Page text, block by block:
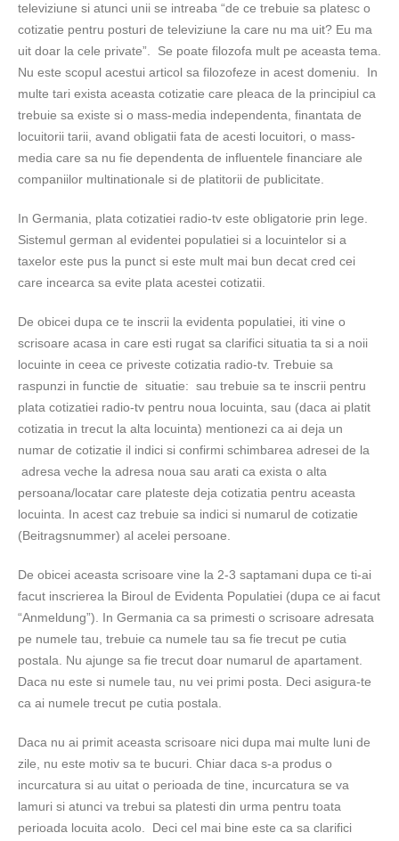
televiziune si atunci unii se intreaba “de ce trebuie sa platesc o
cotizatie pentru posturi de televiziune la care nu ma uit? Eu ma
uit doar la cele private”. Se poate filozofa mult pe aceasta tema.
Nu este scopul acestui articol sa filozofeze in acest domeniu. In
multe tari exista aceasta cotizatie care pleaca de la principiul ca
trebuie sa existe si o mass-media independenta, finantata de
locuitorii tarii, avand obligatii fata de acesti locuitori, o mass-
media care sa nu fie dependenta de influentele financiare ale
companiilor multinationale si de platitorii de publicitate.
In Germania, plata cotizatiei radio-tv este obligatorie prin lege.
Sistemul german al evidentei populatiei si a locuintelor si a
taxelor este pus la punct si este mult mai bun decat cred cei
care incearca sa evite plata acestei cotizatii.
De obicei dupa ce te inscrii la evidenta populatiei, iti vine o
scrisoare acasa in care esti rugat sa clarifici situatia ta si a noii
locuinte in ceea ce priveste cotizatia radio-tv. Trebuie sa
raspunzi in functie de situatie: sau trebuie sa te inscrii pentru
plata cotizatiei radio-tv pentru noua locuinta, sau (daca ai platit
cotizatia in trecut la alta locuinta) mentionezi ca ai deja un
numar de cotizatie il indici si confirmi schimbarea adresei de la
adresa veche la adresa noua sau arati ca exista o alta
persoana/locatar care plateste deja cotizatia pentru aceasta
locuinta. In acest caz trebuie sa indici si numarul de cotizatie
(Beitragsnummer) al acelei persoane.
De obicei aceasta scrisoare vine la 2-3 saptamani dupa ce ti-ai
facut inscrierea la Biroul de Evidenta Populatiei (dupa ce ai facut
“Anmeldung”). In Germania ca sa primesti o scrisoare adresata
pe numele tau, trebuie ca numele tau sa fie trecut pe cutia
postala. Nu ajunge sa fie trecut doar numarul de apartament.
Daca nu este si numele tau, nu vei primi posta. Deci asigura-te
ca ai numele trecut pe cutia postala.
Daca nu ai primit aceasta scrisoare nici dupa mai multe luni de
zile, nu este motiv sa te bucuri. Chiar daca s-a produs o
incurcatura si au uitat o perioada de tine, incurcatura se va
lamuri si atunci va trebui sa platesti din urma pentru toata
perioada locuita acolo. Deci cel mai bine este ca sa clarifici